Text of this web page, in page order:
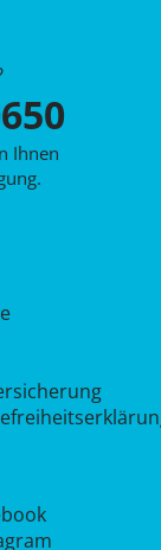
Ihnen